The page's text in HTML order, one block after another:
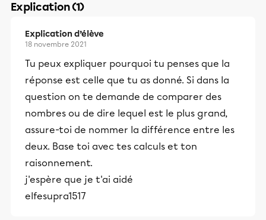
Explication (1)
Explication d’élève
18 novembre 2021
Tu peux expliquer pourquoi tu penses que la
réponse est celle que tu as donné. Si dans la
question on te demande de comparer des
nombres ou de dire lequel est le plus grand,
assure-toi de nommer la différence entre les
deux. Base toi avec tes calculs et ton
raisonnement.
j'espère que je t'ai aidé
elfesupra1517